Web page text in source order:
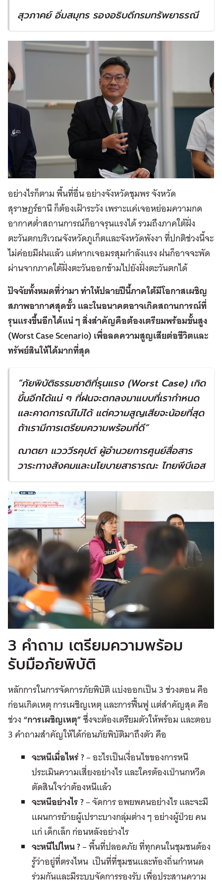
สุวภาคย์ อิ่มสมุทร รองอธิบดีกรมทรัพยาธรณี
อย่างไรก็ตาม พื้นที่อื่น อย่างจังหวัดชุมพร จังหวัด
สุราษฎร์ธานี ก็ต้องเฝ้าระวัง เพราะแค่เจอหย่อมความกด
อากาศต่ำสถานการณ์ก็อาจรุนแรงได้ รวมถึงภาคใต้ฝั่ง
ตะวันตกบริเวณจังหวัดภูเก็ตและจังหวัดพังงา ที่ปกติช่วงนี้จะ
ไม่ค่อยมีฝนแล้ว แต่หากเจอมรสุมกำลังแรง ฝนก็อาจจะพัด
ผ่านจากภาคใต้ฝั่งตะวันออกข้ามไปยังฝั่งตะวันตกได้
ปัจจัยทั้งหมดที่ว่ามา ทำให้ปลายปีนี้ภาคใต้มีโอกาสเผชิญ
สภาพอากาศสุดขั้ว และในอนาคตอาจเกิดสถานการณ์ที่
รุนแรงขึ้นอีกได้แน่ ๆ สิ่งสำคัญคือต้องเตรียมพร้อมขั้นสูง
(Worst Case Scenario)เพื่อลดความสูญเสียต่อชีวิตและ
ทรัพย์สินให้ได้มากที่สุด
“ภัยพิบัติธรรมชาติที่รุนแรง (Worst Case) เกิด
ขึ้นอีกได้แน่ ๆ ที่ฝนจะตกลงมาแบบที่เรากำหนด
และคาดการณ์ไม่ได้ แต่ความสูญเสียจะน้อยที่สุด
ถ้าเรามีการเตรียมความพร้อมที่ดี”
ณาตยา แวววีรคุปต์ ผู้อำนวยการศูนย์สื่อสาร
วาระทางสังคมและนโยบายสาธารณะ ไทยพีบีเอส
3 คำถาม เตรียมความพร้อม
รับมือภัยพิบัติ
หลักการในการจัดการภัยพิบัติ แบ่งออกเป็น 3 ช่วงตอน คือ
ก่อนเกิดเหตุ การเผชิญเหตุ และการฟื้นฟู แต่สำคัญสุด คือ
ช่วง“การเผชิญเหตุ”ซึ่งจะต้องเตรียมตัวให้พร้อม และตอบ
3 คำถามสำคัญให้ได้ก่อนภัยพิบัติมาถึงตัว คือ
จะหนีเมื่อไหร่ ?– อะไรเป็นเงื่อนไขของการหนี
ประเมินความเสี่ยงอย่างไร และใครต้องเป่านกหวีด
ตัดสินใจว่าต้องหนีแล้ว
จะหนีอย่างไร?– จัดการ อพยพคนอย่างไร และจะมี
แผนการย้ายผู้เปราะบางกลุ่มต่าง ๆ อย่างผู้ป่วย คน
แก่ เด็กเล็ก ก่อนหลังอย่างไร
จะหนีไปไหน ?– พื้นที่ปลอดภัย ที่ทุกคนในชุมชนต้อง
รู้ว่าอยู่ที่ตรงไหน เป็นที่ที่ชุมชนและท้องถิ่นกำหนด
ร่วมกันและมีระบบจัดการรองรับ เพื่อประสานความ